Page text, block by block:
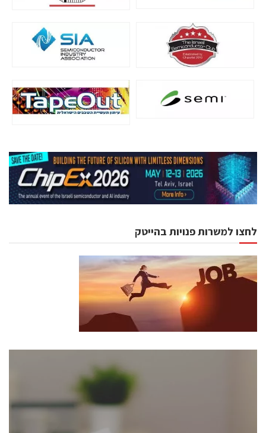
לחצו למשרות פנויות בהייטק
כנסים ואירועים